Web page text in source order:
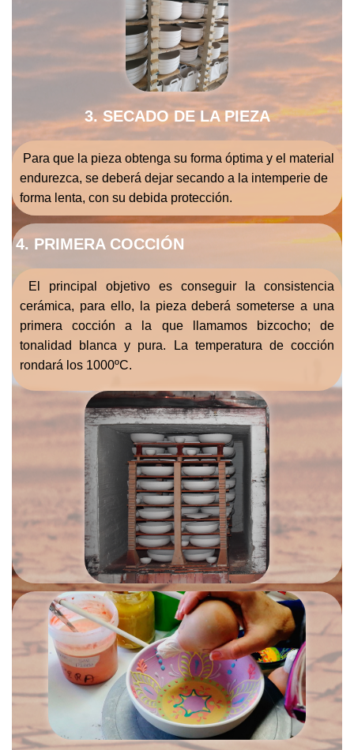
3. SECADO DE LA PIEZA
Para que la pieza obtenga su forma óptima y el material
endurezca, se deberá dejar secando a la intemperie de
forma lenta, con su debida protección.
4. PRIMERA COCCIÓN
El principal objetivo es conseguir la consistencia
cerámica, para ello, la pieza deberá someterse a una
primera cocción a la que llamamos bizcocho; de
tonalidad blanca y pura. La temperatura de cocción
rondará los 1000ºC.